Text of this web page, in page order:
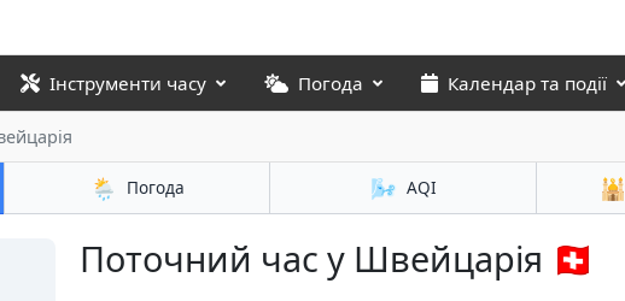
Інструменти часу Погода Календар та події
🌦️ Погода 🌬️ AQI 🕌
Поточний час у Швейцарія 🇨🇭